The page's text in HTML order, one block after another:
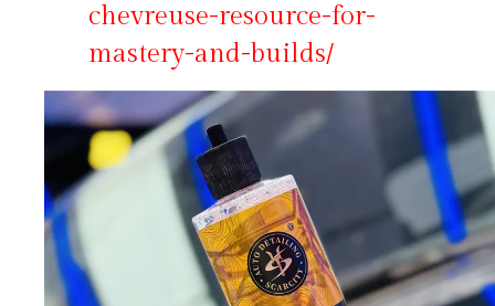
chevreuse-resource-for-
mastery-and-builds/